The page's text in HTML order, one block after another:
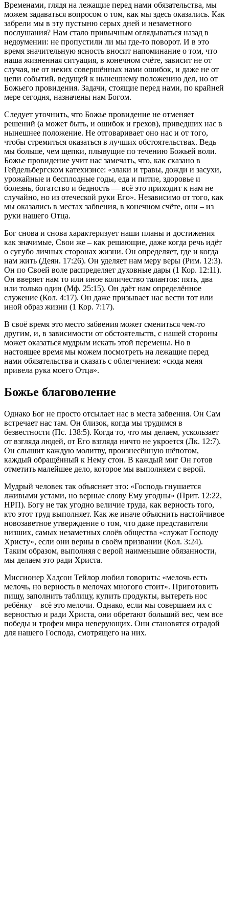
Временами, глядя на лежащие перед нами обязательства, мы
можем задаваться вопросом о том, как мы здесь оказались. Как
забрели мы в эту пустыню серых дней и незаметного
послушания? Нам стало привычным оглядываться назад в
недоумении: не пропустили ли мы где-то поворот. И в это
время значительную ясность вносит напоминание о том, что
наша жизненная ситуация, в конечном счёте, зависит не от
случая, не от неких совершённых нами ошибок, и даже не от
цепи событий, ведущей к нынешнему положению дел, но от
Божьего провидения. Задачи, стоящие перед нами, по крайней
мере сегодня, назначены нам Богом.
Следует уточнить, что Божье провидение не отменяет
решений (а может быть, и ошибок и грехов), приведших нас в
нынешнее положение. Не отговаривает оно нас и от того,
чтобы стремиться оказаться в лучших обстоятельствах. Ведь
мы больше, чем щепки, плывущие по течению Божьей воли.
Божье провидение учит нас замечать, что, как сказано в
Гейдельбергском катехизисе: «злаки и травы, дожди и засухи,
урожайные и бесплодные годы, еда и питие, здоровье и
болезнь, богатство и бедность — всё это приходит к нам не
случайно, но из отеческой руки Его». Независимо от того, как
мы оказались в местах забвения, в конечном счёте, они – из
руки нашего Отца.
Бог снова и снова характеризует наши планы и достижения
как значимые, Свои же – как решающие, даже когда речь идёт
о сугубо личных сторонах жизни. Он определяет, где и когда
нам жить (Деян. 17:26). Он уделяет нам меру веры (Рим. 12:3).
Он по Своей воле распределяет духовные дары (1 Кор. 12:11).
Он вверяет нам то или иное количество талантов: пять, два
или только один (Мф. 25:15). Он даёт нам определённое
служение (Кол. 4:17). Он даже призывает нас вести тот или
иной образ жизни (1 Кор. 7:17).
В своё время это место забвения может смениться чем-то
другим, и, в зависимости от обстоятельств, с нашей стороны
может оказаться мудрым искать этой перемены. Но в
настоящее время мы можем посмотреть на лежащие перед
нами обязательства и сказать с облегчением: «сюда меня
привела рука моего Отца».
Божье благоволение
Однако Бог не просто отсылает нас в места забвения. Он Сам
встречает нас там. Он близок, когда мы трудимся в
безвестности (Пс. 138:5). Когда то, что мы делаем, ускользает
от взгляда людей, от Его взгляда ничто не укроется (Лк. 12:7).
Он слышит каждую молитву, произнесённую шёпотом,
каждый обращённый к Нему стон. В каждый миг Он готов
отметить малейшее дело, которое мы выполняем с верой.
Мудрый человек так объясняет это: «Господь гнушается
лживыми устами, но верные слову Ему угодны» (Прит. 12:22,
НРП). Богу не так угодно величие труда, как верность того,
кто этот труд выполняет. Как же иначе объяснить настойчивое
новозаветное утверждение о том, что даже представители
низших, самых незаметных слоёв общества «служат Господу
Христу», если они верны в своём призвании (Кол. 3:24).
Таким образом, выполняя с верой наименьшие обязанности,
мы делаем это ради Христа.
Миссионер Хадсон Тейлор любил говорить: «мелочь есть
мелочь, но верность в мелочах многого стоит». Приготовить
пищу, заполнить таблицу, купить продукты, вытереть нос
ребёнку – всё это мелочи. Однако, если мы совершаем их с
верностью и ради Христа, они обретают больший вес, чем все
победы и трофеи мира неверующих. Они становятся отрадой
для нашего Господа, смотрящего на них.